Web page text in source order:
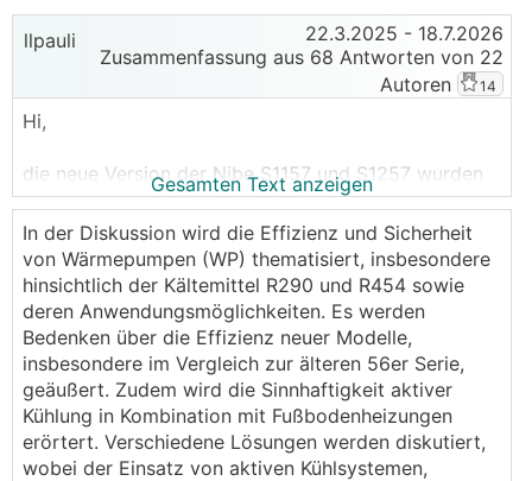
llpauli 22.3.2025 - 18.7.2026
Zusammenfassung aus 68 Antworten von 22
Autoren
14
Hi,
die neue Version der Nibe S1157 und S1257 wurden
diese Woche in Frankfurt präsentiert.
Laut Nibe Pressebericht kann dieWPneben passiv
auch aktiv kühlen und als Kältemittel wird Propan
(R290) eingesetzt. Leider lässt mich das System
keine Links posten. Den Beitrag findet man mittels
Google-Suche: "mynewsdesk S1257" (vielleicht kann
ihn jemand anderer posten)
Bei der Messe in Wels hat man mir gesagt, dass sie
auch weiter runter modulieren kann als die aktuellen
Versionen - man ging von etwa 1kW aus.
Gesamten Text anzeigen
In der Diskussion wird die Effizienz und Sicherheit
von Wärmepumpen (WP) thematisiert, insbesondere
hinsichtlich der Kältemittel R290 und R454 sowie
deren Anwendungsmöglichkeiten. Es werden
Bedenken über die Effizienz neuer Modelle,
insbesondere im Vergleich zur älteren 56er Serie,
geäußert. Zudem wird die Sinnhaftigkeit aktiver
Kühlung in Kombination mit Fußbodenheizungen
erörtert. Verschiedene Lösungen werden diskutiert,
wobei der Einsatz von aktiven Kühlsystemen,